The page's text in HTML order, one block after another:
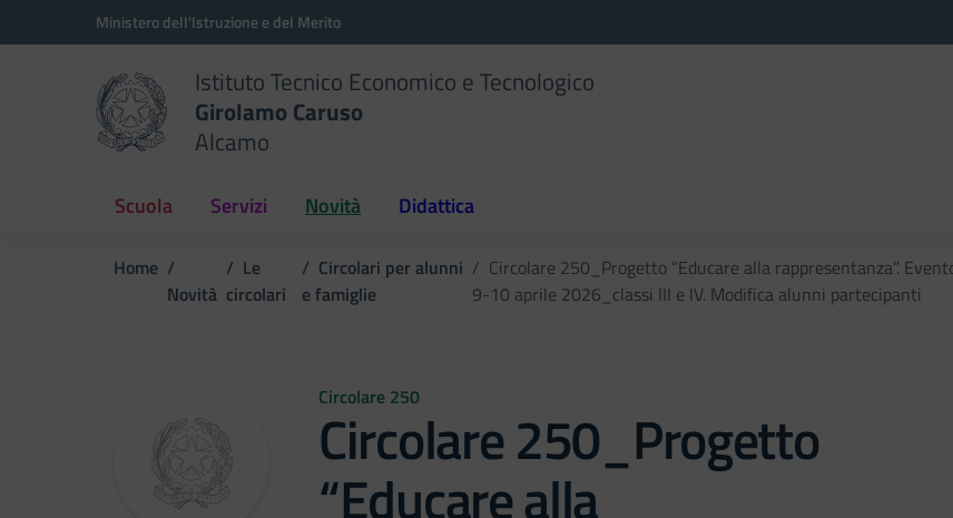
Vai ai contenuti
Vai al menu di navigazioneMinistero dell'Istruzione e del Merito
Istituto Tecnico Economico e Tecnologico
Girolamo Caruso
Alcamo
Scuola Servizi Novità Didattica
Home
Novità
Le
circolari
Circolari per alunni
e famiglie
Circolare 250_Progetto “Educare alla rappresentanza”.
9-10 aprile 2026_classi III e IV. Modifica alunni partecipanti
Circolare 250
Circolare 250_Progetto
“Educare alla